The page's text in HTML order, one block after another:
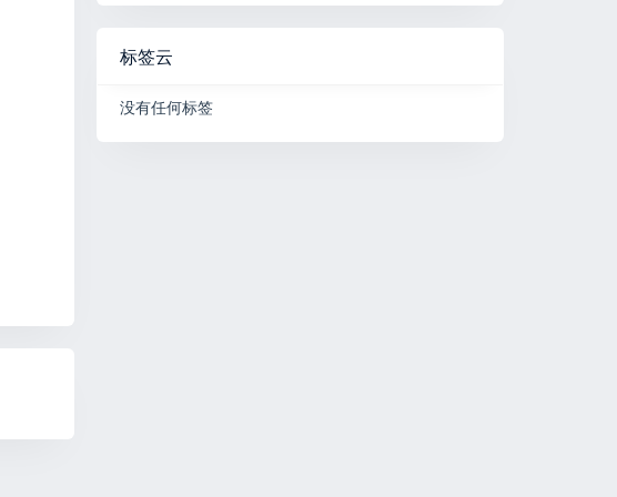
标签云
没有任何标签